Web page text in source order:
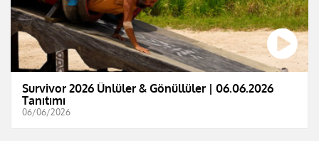
Survivor 2026 Ünlüler & Gönüllüler | 06.06.2026
Tanıtımı
06/06/2026